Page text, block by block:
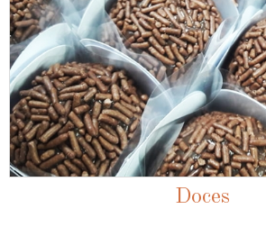
Doces